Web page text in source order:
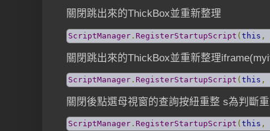
關閉跳出來的ThickBox並重新整理
ScriptManager . RegisterStartupScript (this ,
關閉跳出來的ThickBox並重新整理
ScriptManager . RegisterStartupScript ( this ,
關閉後點選母視窗的查詢按紐重整 s為判斷
ScriptManager . RegisterStartupScript ( this ,